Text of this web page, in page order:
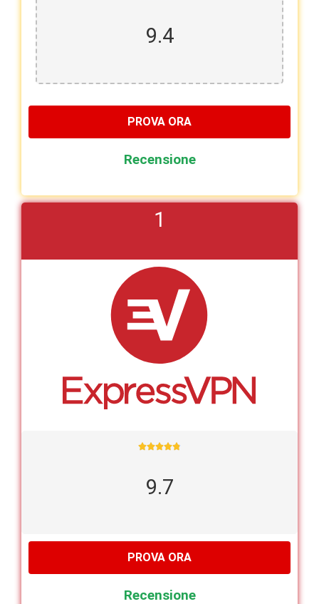
9.4
PROVA ORA
Recensione
1

9.7
PROVA ORA
Recensione